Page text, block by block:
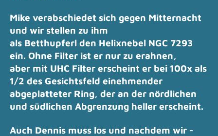
Mike verabschiedet sich gegen Mitternacht
und wir stellen zu ihm
als Betthupferl den Helixnebel NGC 7293
ein. Ohne Filter ist er nur zu erahnen,
aber mit UHC Filter erscheint er bei 100x als
1/2 des Gesichtsfeld einehmender
abgeplatteter Ring, der an der nördlichen
und südlichen Abgrenzung heller erscheint.
Auch Dennis muss los und nachdem wir -